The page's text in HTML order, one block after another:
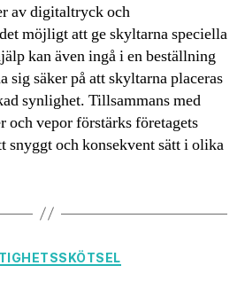
av digitaltryck och
möjligt att ge skyltarna speciella
kan även ingå i en beställning
sig säker på att skyltarna placeras
synlighet. Tillsammans med
och vepor förstärks företagets
snyggt och konsekvent sätt i olika
Kategorier